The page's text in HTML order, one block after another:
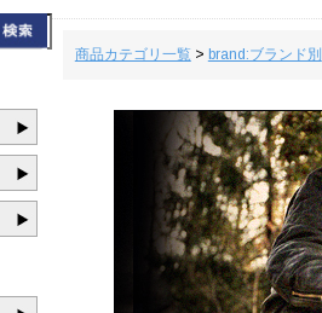
商品カテゴリ一覧> brand:ブランド別